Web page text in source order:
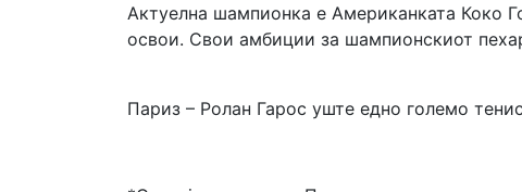
Актуелна шампионка е Американката Коко
освои. Свои амбиции за шампионскиот
Париз – Ролан Гарос уште едно големо